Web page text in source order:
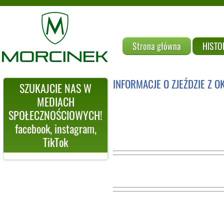
Strona główna
SZUKAJCIE NAS W
MEDIACH
SPOŁECZNOŚCIOWYCH!
facebook, instagram,
TikTok
INFORMACJE O ZJEŹDZIE Z